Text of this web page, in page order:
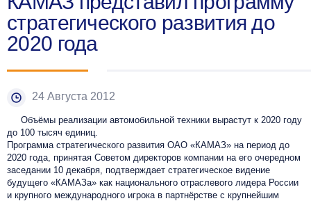
стратегического развития до
2020 года
24 Августа 2012
Объёмы реализации автомобильной техники вырастут к 2020 году
до 100 тысяч единиц.
Программа стратегического развития ОАО «КАМАЗ» на период до
2020 года, принятая Советом директоров компании на его очередном
заседании 10 декабря, подтверждает стратегическое видение
будущего «КАМАЗа» как национального отраслевого лидера России
и крупного международного игрока в партнёрстве с крупнейшим